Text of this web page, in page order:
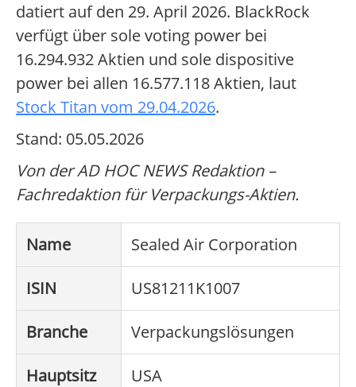
datiert auf den 29. April 2026. BlackRock
verfügt über sole voting power bei
16.294.932 Aktien und sole dispositive
power bei allen 16.577.118 Aktien, laut
Stock Titan vom 29.04.2026.
Stand: 05.05.2026
Von der AD HOC NEWS Redaktion –
Fachredaktion für Verpackungs-Aktien.
Name Sealed Air Corporation
ISIN US81211K1007
Branche Verpackungslösungen
Hauptsitz USA